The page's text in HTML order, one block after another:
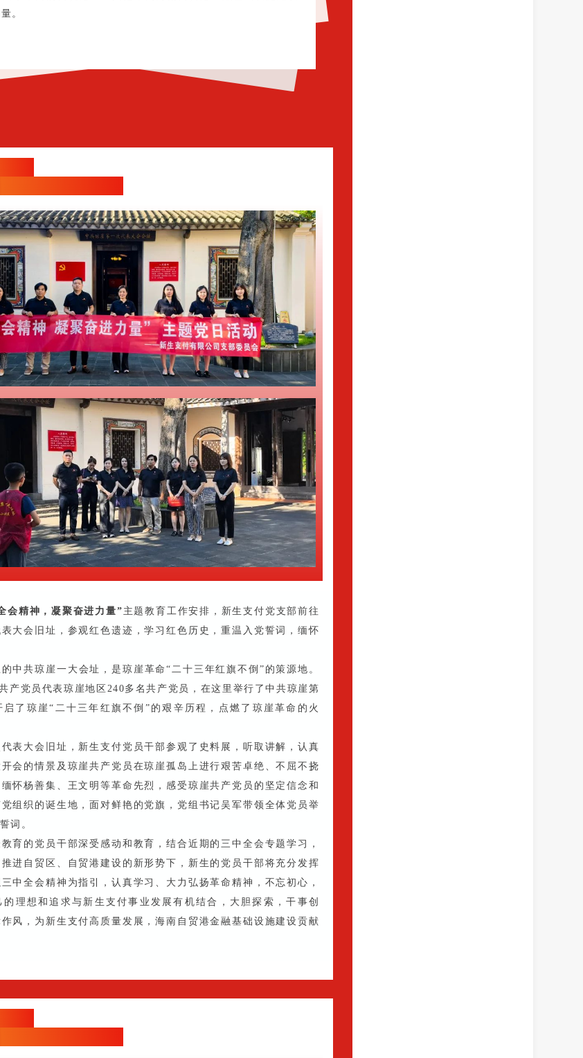
。
会精神，凝聚奋进力量” 主题教育工作安排，新生支付党支部前往
大会旧址，参观红色遗迹，学习红色历史，重温入党誓词，缅怀
中共琼崖一大会址，是琼崖革命“二十三年红旗不倒”的策源地。
产党员代表琼崖地区240多名共产党员，在这里举行了中共琼崖第
了琼崖“二十三年红旗不倒”的艰辛历程，点燃了琼崖革命的火
表大会旧址，新生支付党员干部参观了史料展，听取讲解，认真
会的情景及琼崖共产党员在琼崖孤岛上进行艰苦卓绝、不屈不挠
怀杨善集、王文明等革命先烈，感受琼崖共产党员的坚定信念和
组织的诞生地，面对鲜艳的党旗，党组书记吴军带领全体党员举
词。
育的党员干部深受感动和教育，结合近期的三中全会专题学习，
进自贸区、自贸港建设的新形势下，新生的党员干部将充分发挥
中全会精神为指引，认真学习、大力弘扬革命精神，不忘初心，
理想和追求与新生支付事业发展有机结合，大胆探索，干事创
风，为新生支付高质量发展，海南自贸港金融基础设施建设贡献